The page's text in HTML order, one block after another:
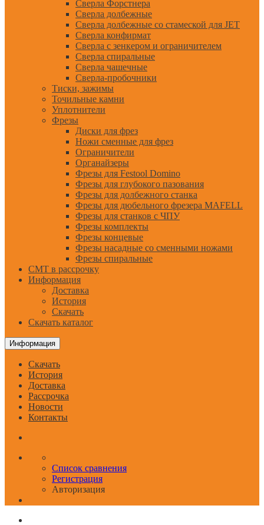
Сверла Форстнера
Сверла долбежные
Сверла долбежные со стамеской для JET
Сверла конфирмат
Сверла с зенкером и ограничителем
Сверла спиральные
Сверла чашечные
Сверла-пробочники
Тиски, зажимы
Точильные камни
Уплотнители
Фрезы
Диски для фрез
Ножи сменные для фрез
Ограничители
Органайзеры
Фрезы для Festool Domino
Фрезы для глубокого пазования
Фрезы для долбежного станка
Фрезы для дюбельного фрезера MAFELL
Фрезы для станков с ЧПУ
Фрезы комплекты
Фрезы концевые
Фрезы насадные со сменными ножами
Фрезы спиральные
CMT в рассрочку
Информация
Доставка
История
Скачать
Скачать каталог
Информация
Скачать
История
Доставка
Рассрочка
Новости
Контакты
Список сравнения
Регистрация
Авторизация